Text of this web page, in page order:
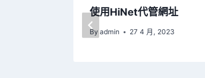
使用HiNet代管網址
By admin 27 4 月, 2023